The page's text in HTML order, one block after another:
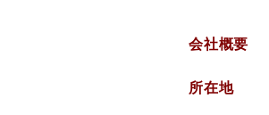
会社概要
所在地